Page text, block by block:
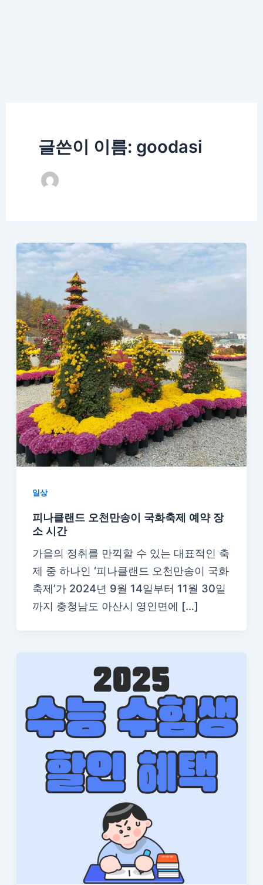
글쓴이 이름: goodasi
일상
피나클랜드 오천만송이 국화축제 예약 장
소 시간
가을의 정취를 만끽할 수 있는 대표적인 축
제 중 하나인 ‘피나클랜드 오천만송이 국화
축제’가 2024년 9월 14일부터 11월 30일
까지 충청남도 아산시 영인면에 […]